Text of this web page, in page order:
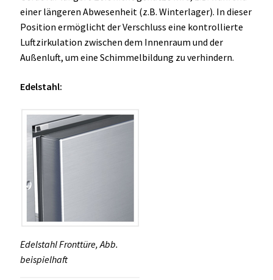
einer längeren Abwesenheit (z.B. Winterlager). In dieser
Position ermöglicht der Verschluss eine kontrollierte
Luftzirkulation zwischen dem Innenraum und der
Außenluft, um eine Schimmelbildung zu verhindern.
Edelstahl:
Edelstahl Fronttüre, Abb.
beispielhaft